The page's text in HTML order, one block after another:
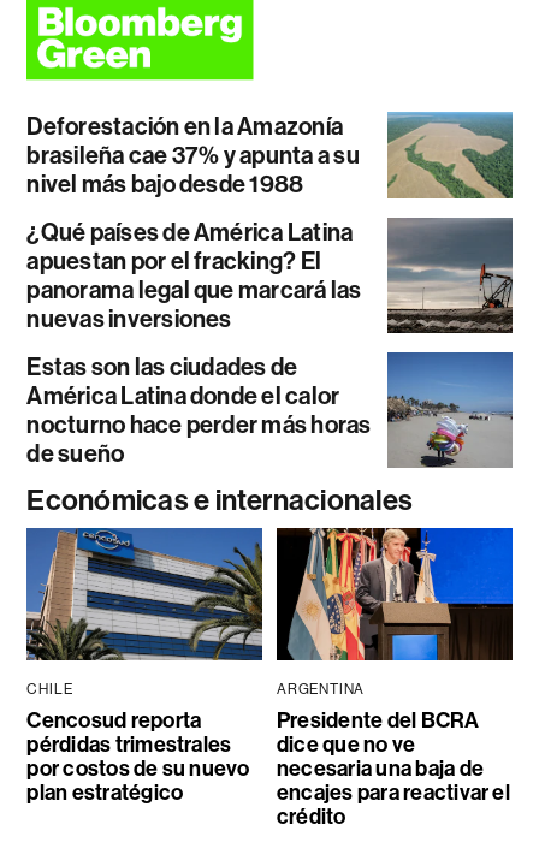
Deforestación en la Amazonía
brasileña cae 37% y apunta a su
nivel más bajo desde 1988
¿Qué países de América Latina
apuestan por el fracking? El
panorama legal que marcará las
nuevas inversiones
Estas son las ciudades de
América Latina donde el calor
nocturno hace perder más horas
de sueño
Económicas e internacionales
CHILE
Cencosud reporta
pérdidas trimestrales
por costos de su nuevo
plan estratégico
ARGENTINA
Presidente del BCRA
dice que no ve
necesaria una baja de
encajes para reactivar el
crédito